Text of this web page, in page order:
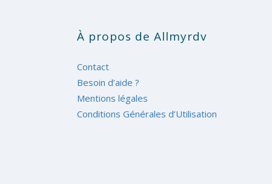
À propos de Allmyrdv
Contact
Besoin d’aide ?
Mentions légales
Conditions Générales d’Utilisation